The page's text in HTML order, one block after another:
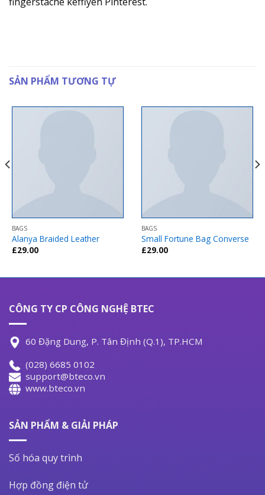
SẢN PHẨM TƯƠNG TỰ
BAGS
Alanya Braided Leather
£29.00
BAGS
Small Fortune Bag Converse
£29.00
CÔNG TY CP CÔNG NGHỆ BTEC
60 Đặng Dung, P. Tân Định (Q.1), TP.HCM
(028) 6685 0102
support@bteco.vn
www.bteco.vn
SẢN PHẨM & GIẢI PHÁP
Số hóa quy trình
Hợp đồng điện tử